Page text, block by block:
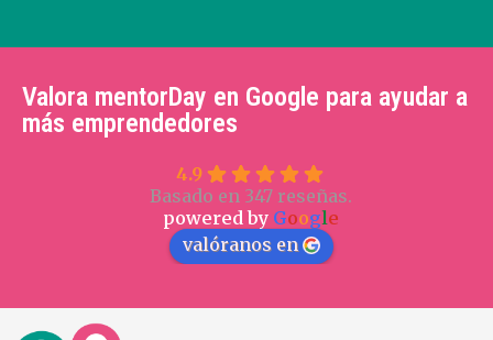
Valora mentorDay en Google para ayudar a
más emprendedores
4.9
Basado en 347 reseñas.
powered by Google
valóranos en